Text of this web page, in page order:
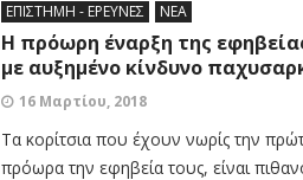
ΕΠΙΣΤΗΜΗ - ΕΡΕΥΝΕΣ ΝΕΑ
Η πρόωρη έναρξη της
με αυξημένο κίνδυνο
16 Μαρτίου, 2018
Τα κορίτσια που έχουν νωρίς την
πρόωρα την εφηβεία τους, είναι